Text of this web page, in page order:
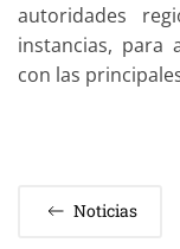
autoridades
instancias, para
con las
Noticias